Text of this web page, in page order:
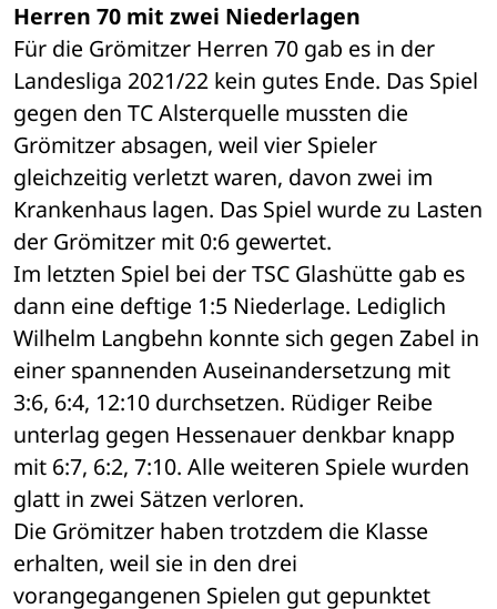
Herren 70 mit zwei Niederlagen
Für die Grömitzer Herren 70 gab es in der
Landesliga 2021/22 kein gutes Ende. Das Spiel
gegen den TC Alsterquelle mussten die
Grömitzer absagen, weil vier Spieler
gleichzeitig verletzt waren, davon zwei im
Krankenhaus lagen. Das Spiel wurde zu Lasten
der Grömitzer mit 0:6 gewertet.
Im letzten Spiel bei der TSC Glashütte gab es
dann eine deftige 1:5 Niederlage. Lediglich
Wilhelm Langbehn konnte sich gegen Zabel in
einer spannenden Auseinandersetzung mit
3:6, 6:4, 12:10 durchsetzen. Rüdiger Reibe
unterlag gegen Hessenauer denkbar knapp
mit 6:7, 6:2, 7:10. Alle weiteren Spiele wurden
glatt in zwei Sätzen verloren.
Die Grömitzer haben trotzdem die Klasse
erhalten, weil sie in den drei
vorangegangenen Spielen gut gepunktet